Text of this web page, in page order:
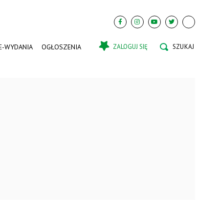
WYDANIA OGŁOSZENIA ZALOGUJ SIĘ